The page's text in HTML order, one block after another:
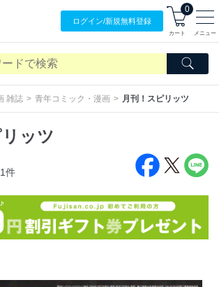
ログイン/新規無料登録
0
カート メニュー
雑誌 青年コミック・漫画 月刊！スピリッツ
ッツ
件